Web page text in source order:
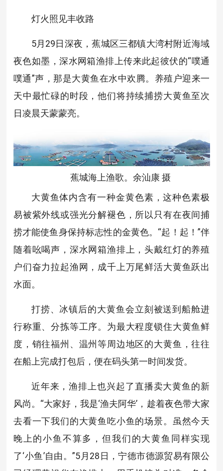
灯火照见丰收路
5月29日深夜，蕉城区三都镇大湾村附近海域
夜色如墨，深水网箱渔排上传来此起彼伏的“噗通
噗通”声，那是大黄鱼在水中欢腾。养殖户迎来一
天中最忙碌的时段，他们将持续捕捞大黄鱼至次
日凌晨天蒙蒙亮。
蕉城海上渔歌。余汕康 摄
大黄鱼体内含有一种金黄色素，这种色素极
易被紫外线或强光分解褪色，所以只有在夜间捕
捞才能使鱼身保持标志性的金黄色。“起！起！”伴
随着吆喝声，深水网箱渔排上，头戴红灯的养殖
户们奋力拉起渔网，成千上万尾鲜活大黄鱼跃出
水面。
打捞、冰镇后的大黄鱼会立刻被送到船舱进
行称重、分拣等工序。为最大程度锁住大黄鱼鲜
度，销往福州、温州等周边地区的大黄鱼，往往
在船上完成打包后，便在码头第一时间发货。
近年来，渔排上也兴起了直播卖大黄鱼的新
风尚。“大家好，我是‘渔夫阿华’，趁着夜色带大家
去看一下我们的大黄鱼吃小鱼的场景。虽然今天
晚上的小鱼不算多，但我们的大黄鱼同样实现
了‘小鱼’自由。”5月28日，宁德市德源贸易有限公